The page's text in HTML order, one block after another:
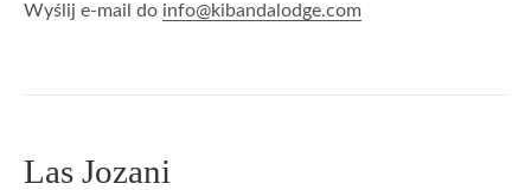
Wyślij e-mail do info@kibandalodge.com
Las Jozani